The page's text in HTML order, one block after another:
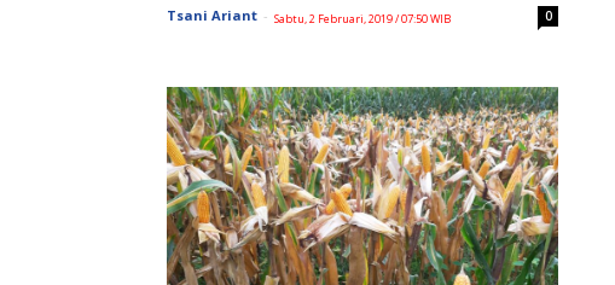
Tsani Ariant - Sabtu, 2 Februari, 2019 / 07:50 WIB 0